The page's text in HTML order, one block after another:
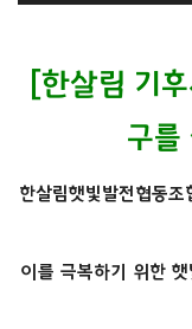
[한살림 기
구를
한살림햇빛발전협동
이를 극복하기 위한